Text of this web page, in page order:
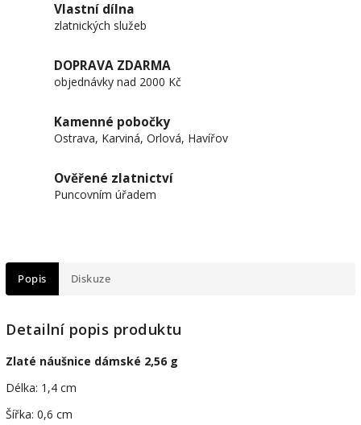
Vlastní dílna
zlatnických služeb
DOPRAVA ZDARMA
objednávky nad 2000 Kč
Kamenné pobočky
Ostrava, Karviná, Orlová, Havířov
Ověřené zlatnictví
Puncovním úřadem
Popis Diskuze
Detailní popis produktu
Zlaté náušnice dámské 2,56 g
Délka: 1,4 cm
Šířka: 0,6 cm